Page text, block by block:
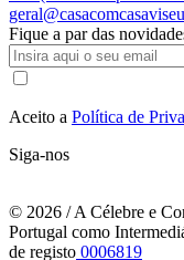
Fique a par das
Aceito a Política de
Siga-nos
© 2026 / A Célebre e
Portugal como
de registo 0006819